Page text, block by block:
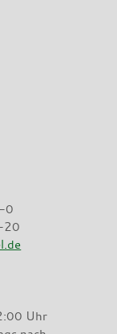
0
20
Uhr